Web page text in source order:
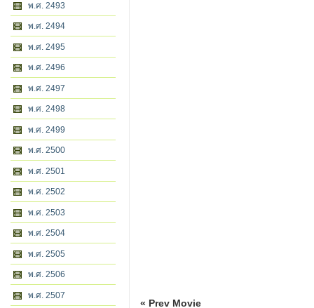
พ.ศ. 2493
พ.ศ. 2494
พ.ศ. 2495
พ.ศ. 2496
พ.ศ. 2497
พ.ศ. 2498
พ.ศ. 2499
พ.ศ. 2500
พ.ศ. 2501
พ.ศ. 2502
พ.ศ. 2503
พ.ศ. 2504
พ.ศ. 2505
พ.ศ. 2506
พ.ศ. 2507
« Prev Movie